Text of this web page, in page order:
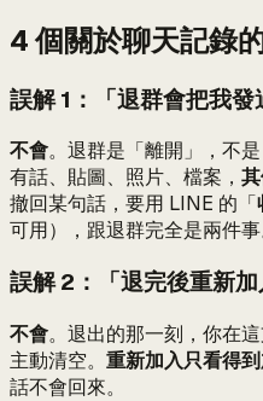
4 個關於聊天記錄
誤解 1：「退群會把我發
不會。退群是「離開」，不
有話、貼圖、照片、檔案，
撤回某句話，要用 LINE 的「
可用），跟退群完全是兩件事
誤解 2：「退完後重新加
不會。退出的那一刻，你在
主動清空。 重新加入只看得
話不會回來。